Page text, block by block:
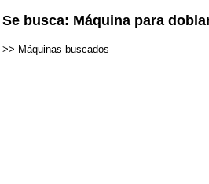
Se busca: Máquina para
>> Máquinas buscados